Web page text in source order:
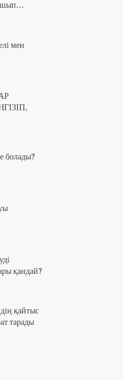
мен
болады?
қандай?
қайтыс
тарады